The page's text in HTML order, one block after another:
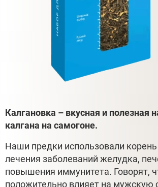
Калгановка – вкусная и полезная
калгана на самогоне.
Наши предки использовали
лечения заболеваний желудка,
повышения иммунитета. Говорят,
положительно влияет на